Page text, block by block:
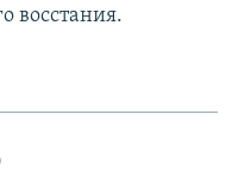
восстания.